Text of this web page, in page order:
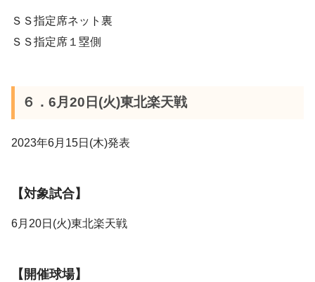
ＳＳ指定席ネット裏
ＳＳ指定席１塁側
６．6月20日(火)東北楽天戦
2023年6月15日(木)発表
【対象試合】
6月20日(火)東北楽天戦
【開催球場】